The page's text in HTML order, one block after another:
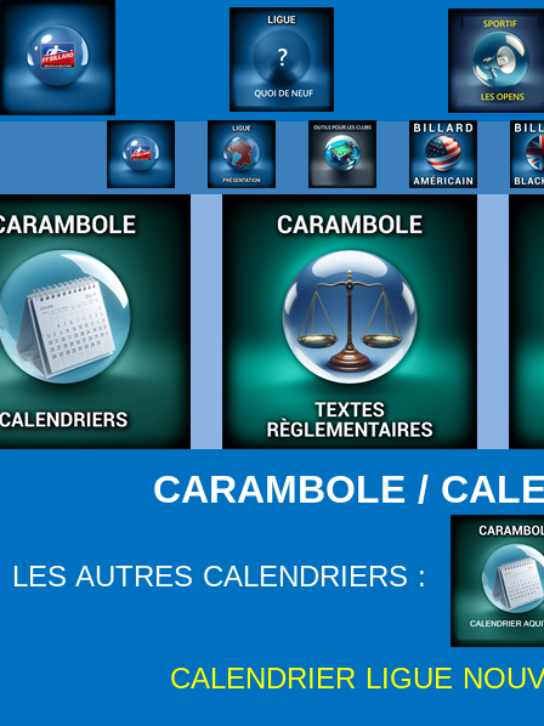
CARAMBOLE /
LES AUTRES CALENDRIERS :
CALENDRIER LIGUE